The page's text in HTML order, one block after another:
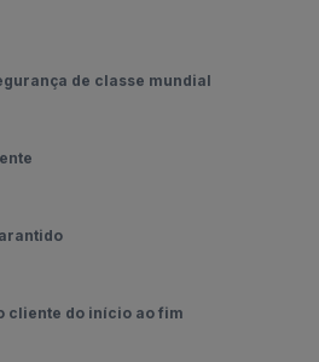
de classe mundial
cliente do início ao fim